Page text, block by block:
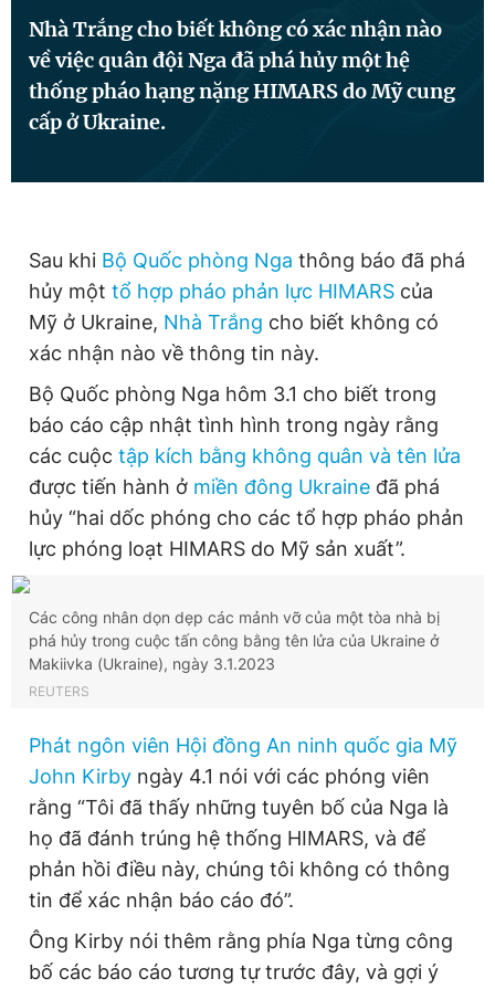
Đọc Thanh Niên trên điện thoại
Theo dõi báo trên
Hotline
0906 645 777
Liên hệ quảng cáo
0908 780 404
Đặt báo Quảng cáo RSS Tòa soạn Chính sách bảo
Tổng biên tập: Nguyễn Ngọc Toàn
Phó tổng biên tập thường trực: Hải Thành
Phó tổng biên tập: Lâm Hiếu Dũng
Phó tổng biên tập: Trần Việt Hưng
Tổng thư ký tòa soạn: Đức Trung
© 2003-2026 Bản quyền thuộc về Báo Thanh Niên. Cấm sao
chép dưới mọi hình thức nếu không có sự chấp thuận bằng văn
bản. Phát triển bởi ePi Technologies, JSC.
Nhà Trắng cho biết không có xác nhận nào
về việc quân đội Nga đã phá hủy một hệ
thống pháo hạng nặng HIMARS do Mỹ cung
cấp ở Ukraine.
Sau khi Bộ Quốc phòng Nga thông báo đã phá
hủy một tổ hợp pháo phản lực HIMARS của
Mỹ ở Ukraine, Nhà Trắng cho biết không có
xác nhận nào về thông tin này.
Bộ Quốc phòng Nga hôm 3.1 cho biết trong
báo cáo cập nhật tình hình trong ngày rằng
các cuộc tập kích bằng không quân và tên lửa
được tiến hành ở miền đông Ukraine đã phá
hủy “hai dốc phóng cho các tổ hợp pháo phản
lực phóng loạt HIMARS do Mỹ sản xuất”.
Các công nhân dọn dẹp các mảnh vỡ của một tòa nhà bị
phá hủy trong cuộc tấn công bằng tên lửa của Ukraine ở
Makiivka (Ukraine), ngày 3.1.2023
REUTERS
Phát ngôn viên Hội đồng An ninh quốc gia Mỹ
John Kirby ngày 4.1 nói với các phóng viên
rằng “Tôi đã thấy những tuyên bố của Nga là
họ đã đánh trúng hệ thống HIMARS, và để
phản hồi điều này, chúng tôi không có thông
tin để xác nhận báo cáo đó”.
Ông Kirby nói thêm rằng phía Nga từng công
bố các báo cáo tương tự trước đây, và gợi ý